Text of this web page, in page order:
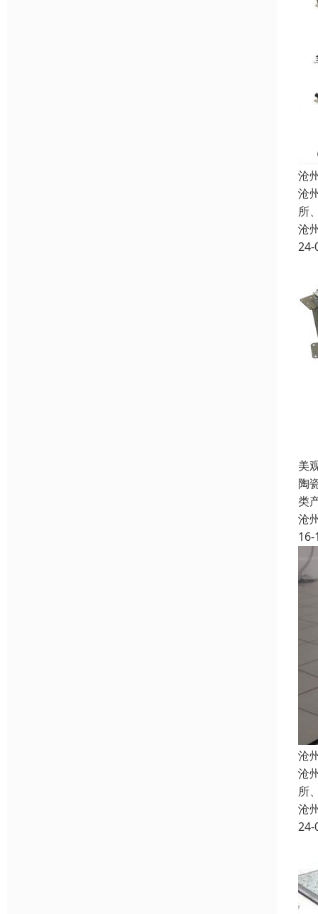
沧
沧
所
沧
24-
美
陶
类
沧
16-
沧
沧
所
沧
24-